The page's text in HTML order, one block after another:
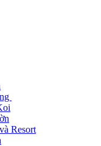
Resort